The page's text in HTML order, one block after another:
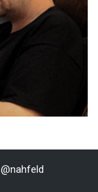
@nahfeld